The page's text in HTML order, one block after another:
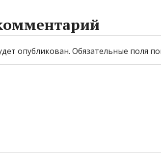
опубликован. Обязательные поля